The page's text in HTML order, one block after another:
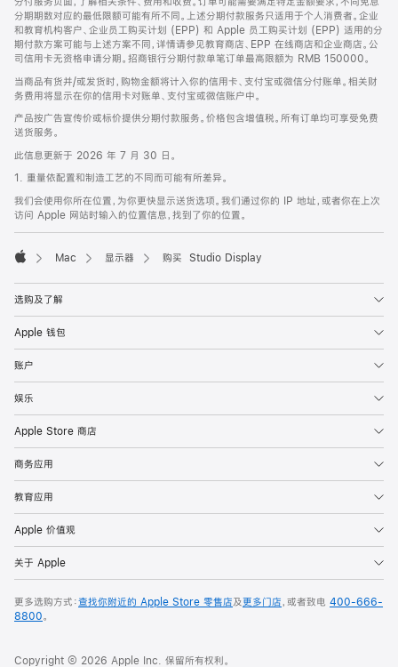
分期期数对应的最低限额可能有所不同。上述分期付款服务只适用于个人消费者。企业
和教育机构客户、企业员工购买计划 (EPP) 和 Apple 员工购买计划 (EPP) 适用的分
期付款方案可能与上述方案不同，详情请参见教育商店、EPP 在线商店和企业商店。公
司信用卡无资格申请分期。招商银行分期付款单笔订单最高限额为 RMB 150000。
当商品有货并/或发货时，购物金额将计入你的信用卡、支付宝或微信分付账单。相关财
务费用将显示在你的信用卡对账单、支付宝或微信账户中。
产品按广告宣传价或标价提供分期付款服务。价格包含增值税。所有订单均可享受免费
送货服务。
此信息更新于 2026 年 7 月 30 日。
1. 重量依配置和制造工艺的不同而可能有所差异。
我们会使用你所在位置，为你更快显示送货选项。我们通过你的 IP 地址，或者你在上次
访问 Apple 网站时输入的位置信息，找到了你的位置。
Mac 显示器 购买 Studio Display
选购及了解
Apple 钱包
账户
娱乐
Apple Store 商店
商务应用
教育应用
Apple 价值观
关于 Apple
更多选购方式：查找你附近的 Apple Store 零售店及更多门店，或者致电 400-666-
8800。
Copyright © 2026 Apple Inc. 保留所有权利。